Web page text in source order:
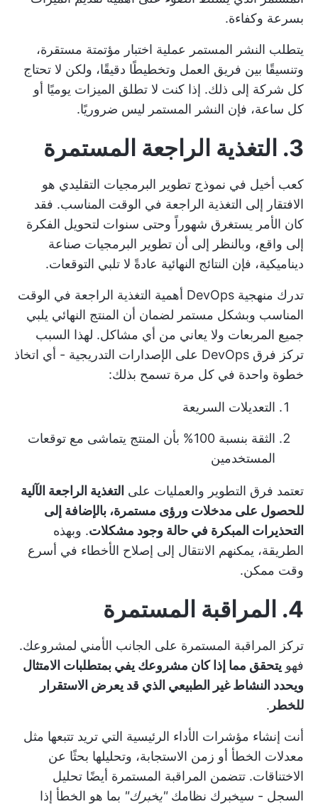
بسرعة وكفاءة.
يتطلب النشر المستمر عملية اختبار مؤتمتة مستقرة،
وتنسيقًا بين فريق العمل وتخطيطًا دقيقًا، ولكن لا تحتاج
كل شركة إلى ذلك. إذا كنت لا تطلق الميزات يوميًا أو
كل ساعة، فإن النشر المستمر ليس ضروريًا.
3. التغذية الراجعة المستمرة
كعب أخيل في نموذج تطوير البرمجيات التقليدي هو
الافتقار إلى التغذية الراجعة في الوقت المناسب. فقد
كان الأمر يستغرق شهوراً وحتى سنوات لتحويل الفكرة
إلى واقع، وبالنظر إلى أن تطوير البرمجيات صناعة
ديناميكية، فإن النتائج النهائية عادةً لا تلبي التوقعات.
تدرك منهجية DevOps أهمية التغذية الراجعة في الوقت
المناسب وبشكل مستمر لضمان أن المنتج النهائي يلبي
جميع المربعات ولا يعاني من أي مشاكل. لهذا السبب
تركز فرق DevOps على الإصدارات التدريجية - أي اتخاذ
خطوة واحدة في كل مرة تسمح بذلك:
التعديلات السريعة
الثقة بنسبة 100% بأن المنتج يتماشى مع توقعات
المستخدمين
تعتمد فرق التطوير والعمليات على التغذية الراجعة الآلية
للحصول على مدخلات ورؤى مستمرة، بالإضافة إلى
التحذيرات المبكرة في حالة وجود مشكلات. وبهذه
الطريقة، يمكنهم الانتقال إلى إصلاح الأخطاء في أسرع
وقت ممكن.
4. المراقبة المستمرة
تركز المراقبة المستمرة على الجانب الأمني لمشروعك.
فهو يتحقق مما إذا كان مشروعك يفي بمتطلبات الامتثال
ويحدد النشاط غير الطبيعي الذي قد يعرض الاستقرار
للخطر .
أنت إنشاء مؤشرات الأداء الرئيسية التي تريد تتبعها مثل
معدلات الخطأ أو زمن الاستجابة، وتحليلها بحثًا عن
الاختناقات. تتضمن المراقبة المستمرة أيضًا تحليل
السجل - سيخبرك نظامك"يخبرك" بما هو الخطأ إذا